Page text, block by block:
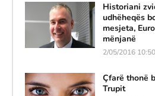
Historiani
udhëheqës
mesjeta,
mënjanë
2/05/2016
Çfarë thonë
Trupit